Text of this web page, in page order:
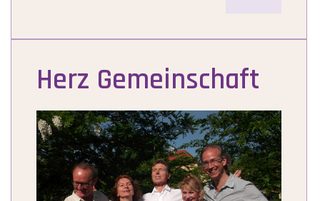
Herz Gemeinschaft